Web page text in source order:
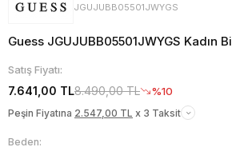
JGUJUBB05501JWYGS
Guess JGUJUBB05501JWYGS Kadın
Satış Fiyatı:
7.641,00 TL8.490,00 TL %10
Peşin Fiyatına 2.547,00 TL x 3 Taksit
Beden: